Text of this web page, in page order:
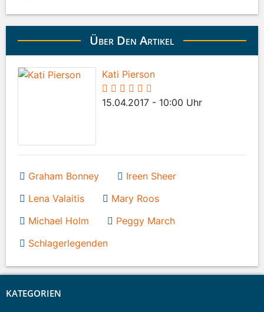
Über Den Artikel
Kati Pierson
15.04.2017 - 10:00 Uhr
Graham Bonney
Ireen Sheer
Lena Valaitis
Mary Roos
Michael Holm
Peggy March
Schlagerlegenden
KATEGORIEN